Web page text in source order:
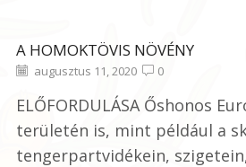
A HOMOKTÖVIS NÖVÉNY
augusztus 11, 2020 0
ELŐFORDULÁSA Őshonos
területén is, mint például a
tengerpartvidékein,